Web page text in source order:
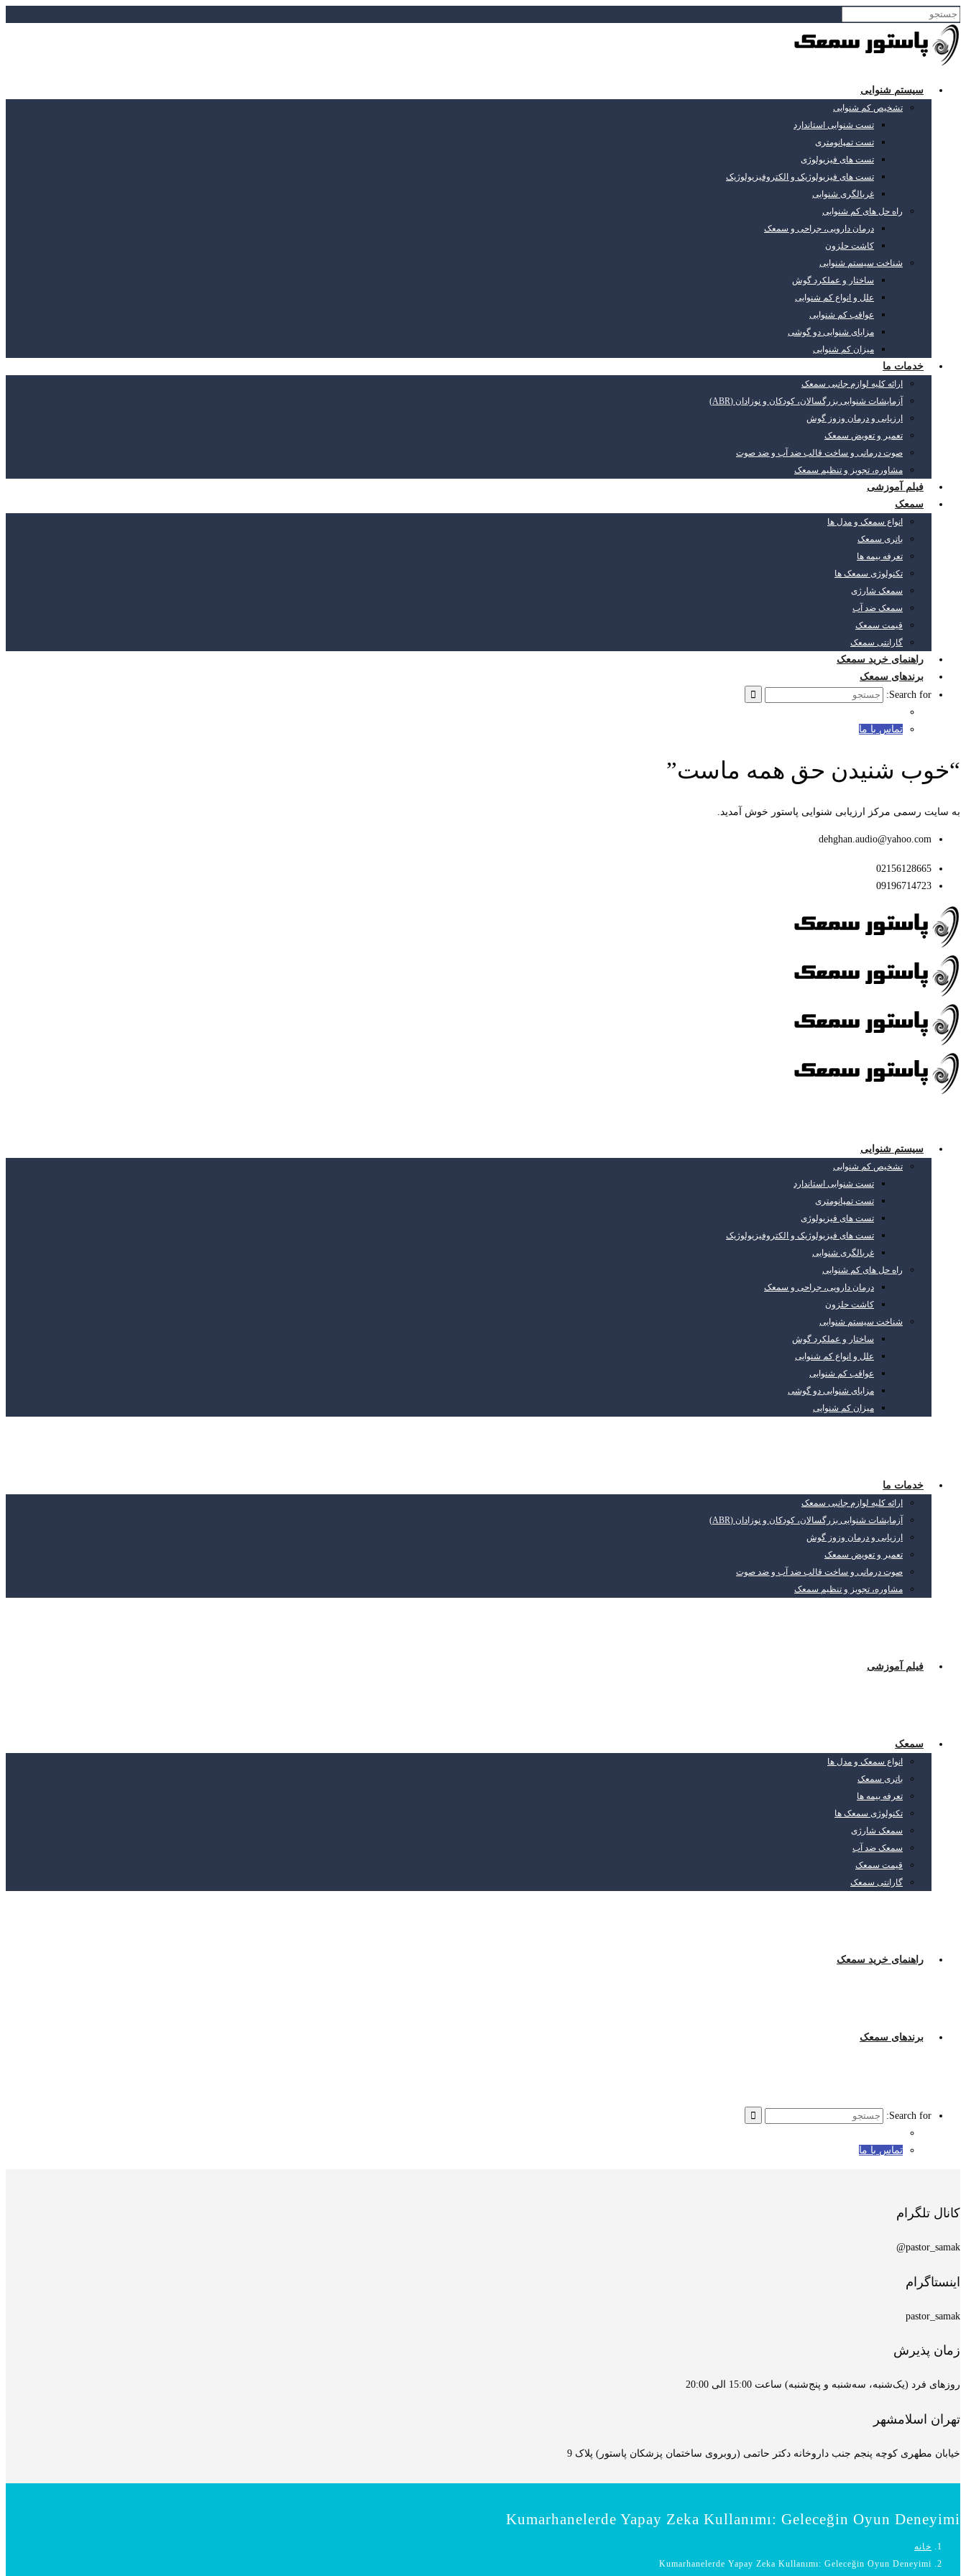
سیستم شنوایی
تشخیص کم شنوایی
تست شنوایی استاندارد
تست تمپانومتری
تست های فیزیولوژی
تست های فیزیولوژیک و الکتروفیزیولوژیک
غربالگری شنوایی
راه حل های کم شنوایی
درمان دارویی، جراحی و سمعک
کاشت حلزون
شناخت سیستم شنوایی
ساختار و عملکرد گوش
علل و انواع کم شنوایی
عواقب کم شنوایی
مزایای شنوایی دو گوشی
میزان کم شنوایی
خدمات ما
ارائه کلیه لوازم جانبی سمعک
آزمایشات شنوایی بزرگسالان، کودکان و نوزادان (ABR)
ارزیابی و درمان وزوز گوش
تعمیر و تعویض سمعک
صوت درمانی و ساخت قالب ضد آب و ضد صوت
مشاوره، تجویز و تنظیم سمعک
فیلم آموزشی
سمعک
انواع سمعک و مدل ها
باتری سمعک
تعرفه بیمه ها
تکنولوژی سمعک ها
سمعک شارژی
سمعک ضد آب
قیمت سمعک
گارانتی سمعک
راهنمای خرید سمعک
برندهای سمعک
Search for:
تماس با ما
“خوب شنیدن حق همه ماست”
به سایت رسمی مرکز ارزیابی شنوایی پاستور خوش آمدید.
dehghan.audio@yahoo.com
02156128665
09196714723
سیستم شنوایی
تشخیص کم شنوایی
تست شنوایی استاندارد
تست تمپانومتری
تست های فیزیولوژی
تست های فیزیولوژیک و الکتروفیزیولوژیک
غربالگری شنوایی
راه حل های کم شنوایی
درمان دارویی، جراحی و سمعک
کاشت حلزون
شناخت سیستم شنوایی
ساختار و عملکرد گوش
علل و انواع کم شنوایی
عواقب کم شنوایی
مزایای شنوایی دو گوشی
میزان کم شنوایی
خدمات ما
ارائه کلیه لوازم جانبی سمعک
آزمایشات شنوایی بزرگسالان، کودکان و نوزادان (ABR)
ارزیابی و درمان وزوز گوش
تعمیر و تعویض سمعک
صوت درمانی و ساخت قالب ضد آب و ضد صوت
مشاوره، تجویز و تنظیم سمعک
فیلم آموزشی
سمعک
انواع سمعک و مدل ها
باتری سمعک
تعرفه بیمه ها
تکنولوژی سمعک ها
سمعک شارژی
سمعک ضد آب
قیمت سمعک
گارانتی سمعک
راهنمای خرید سمعک
برندهای سمعک
Search for:
تماس با ما
کانال تلگرام
pastor_samak@
اینستاگرام
pastor_samak
زمان پذیرش
روزهای فرد (یک‌شنبه، سه‌شنبه و پنج‌شنبه) ساعت 15:00 الی 20:00
تهران اسلامشهر
خیابان مطهری کوچه پنجم جنب داروخانه دکتر حاتمی (روبروی ساختمان پزشکان پاستور) پلاک 9
Kumarhanelerde Yapay Zeka Kullanımı: Geleceğin Oyun Deneyimi
خانه
Kumarhanelerde Yapay Zeka Kullanımı: Geleceğin Oyun Deneyimi